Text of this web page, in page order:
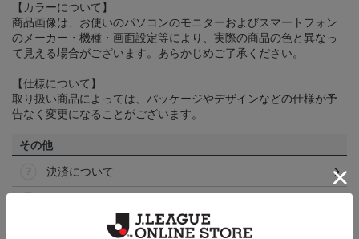
【カラーについて】
商品画像は、お使いのパソコンのモニターおよびスマートフォン
のメーカー・機種・画面設定等により、実際の商品の色と異なっ
て見える場合がございます。あらかじめご了承ください。
【仕様について】
取り扱い商品によっては、パッケージやデザインなどの仕様が予
告なく変更になることがございます。
その他
決済について
ヘルプページ